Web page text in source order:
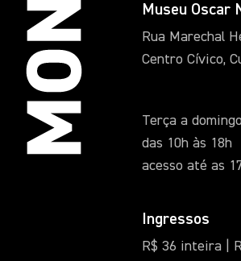
Museu Oscar
Rua Marechal
Centro Cívico,
Terça a domingo
das 10h às 18h
acesso até as
Ingressos
R$ 36 inteira |